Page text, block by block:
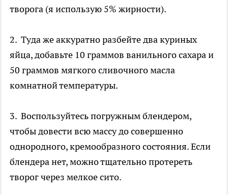
творога (я использую 5% жирности).
2. Туда же аккуратно разбейте два куриных
яйца, добавьте 10 граммов ванильного сахара и
50 граммов мягкого сливочного масла
комнатной температуры.
3. Воспользуйтесь погружным блендером,
чтобы довести всю массу до совершенно
однородного, кремообразного состояния. Если
блендера нет, можно тщательно протереть
творог через мелкое сито.